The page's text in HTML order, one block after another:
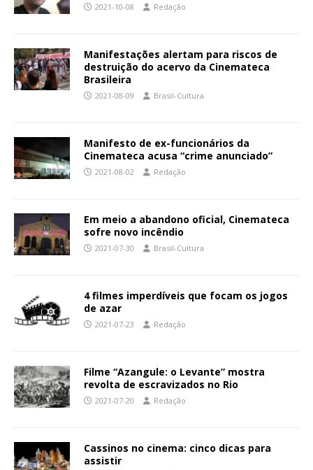
2021-10-08 Redação
Manifestações alertam para riscos de
destruição do acervo da Cinemateca
Brasileira
2021-08-09 Brasil-Cultura
Manifesto de ex-funcionários da
Cinemateca acusa “crime anunciado”
2021-08-02 Redação
Em meio a abandono oficial, Cinemateca
sofre novo incêndio
2021-07-30 Brasil-Cultura
4 filmes imperdíveis que focam os jogos
de azar
2021-07-23 Redação
Filme “Azangule: o Levante” mostra
revolta de escravizados no Rio
2021-07-20 Redação
Cassinos no cinema: cinco dicas para
assistir